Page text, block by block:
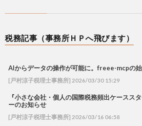
税務記事（事務所ＨＰへ飛びます）
AIからデータの操作が可能に。freee-mcpの
[戸村涼子税理士事務所] 2026/03/30 15:29
『小さな会社・個人の国際税務頻出ケースス
ーのお知らせ
[戸村涼子税理士事務所] 2026/03/16 06:58